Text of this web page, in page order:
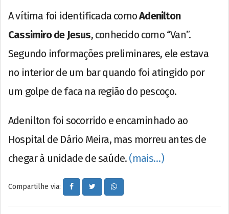
A vítima foi identificada comoAdenilton
Cassimiro de Jesus, conhecido como “Van”.
Segundo informações preliminares, ele estava
no interior de um bar quando foi atingido por
um golpe de faca na região do pescoço.
Adenilton foi socorrido e encaminhado ao
Hospital de Dário Meira, mas morreu antes de
chegar à unidade de saúde. (mais…)
Compartilhe via: